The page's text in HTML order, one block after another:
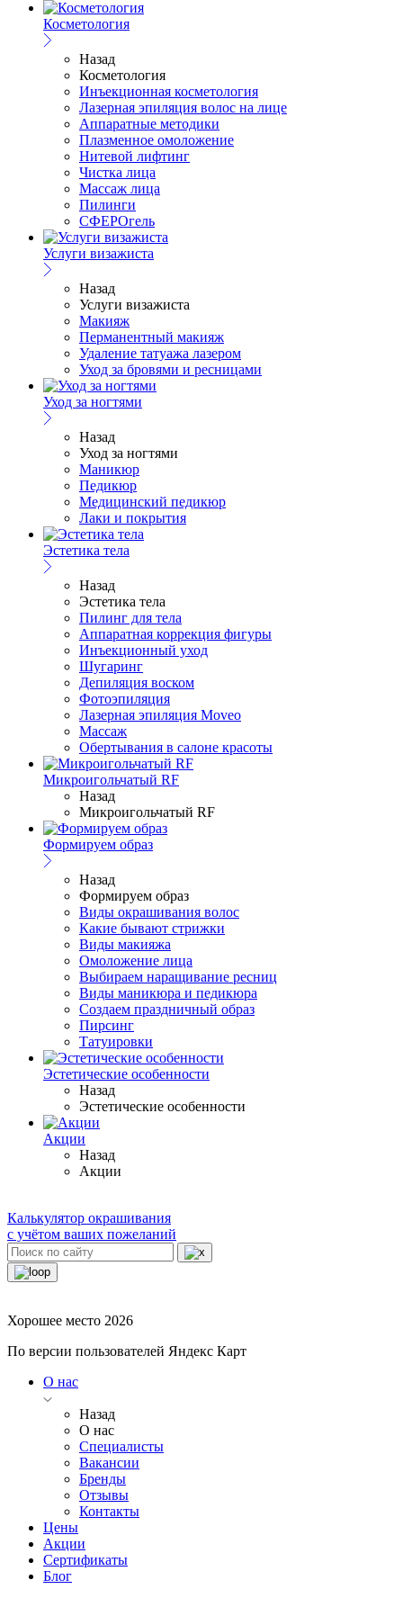
Косметология
Назад
Косметология
Инъекционная косметология
Лазерная эпиляция волос на лице
Аппаратные методики
Плазменное омоложение
Нитевой лифтинг
Чистка лица
Массаж лица
Пилинги
СФЕРОгель
Услуги визажиста
Назад
Услуги визажиста
Макияж
Перманентный макияж
Удаление татуажа лазером
Уход за бровями и ресницами
Уход за ногтями
Назад
Уход за ногтями
Маникюр
Педикюр
Медицинский педикюр
Лаки и покрытия
Эстетика тела
Назад
Эстетика тела
Пилинг для тела
Аппаратная коррекция фигуры
Инъекционный уход
Шугаринг
Депиляция воском
Фотоэпиляция
Лазерная эпиляция Moveo
Массаж
Обертывания в салоне красоты
Микроигольчатый RF
Назад
Микроигольчатый RF
Формируем образ
Назад
Формируем образ
Виды окрашивания волос
Какие бывают стрижки
Виды макияжа
Омоложение лица
Выбираем наращивание ресниц
Виды маникюра и педикюра
Создаем праздничный образ
Пирсинг
Татуировки
Эстетические особенности
Назад
Эстетические особенности
Акции
Назад
Акции
Калькулятор окрашивания
с учётом ваших пожеланий
Хорошее место 2026
По версии пользователей Яндекс Карт
О нас
Назад
О нас
Специалисты
Вакансии
Бренды
Отзывы
Контакты
Цены
Акции
Сертификаты
Блог